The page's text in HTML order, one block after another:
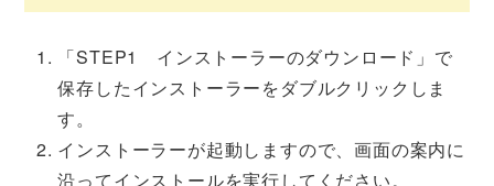
「STEP1 インストーラーのダウンロード」で
保存したインストーラーをダブルクリックしま
す。
インストーラーが起動しますので、画面の案内に
沿ってインストールを実行してください。